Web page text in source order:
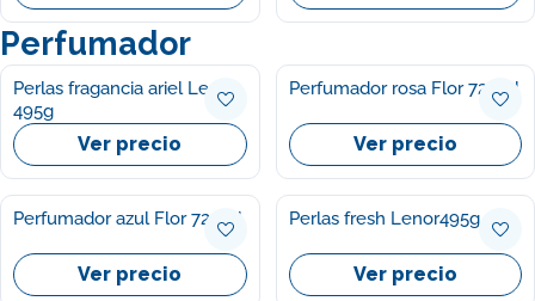
Perfumador
Perlas fragancia ariel Lenor
495g
Ver precio
Perfumador rosa Flor 720ml
Ver precio
Perfumador azul Flor 720ml
Ver precio
Perlas fresh Lenor495g
Ver precio